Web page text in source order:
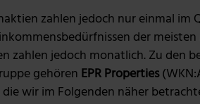
zahlen jedoch nur einmal im
der
zahlen jedoch monatlich. Zu den
gehören EPR Properties
die wir im Folgenden näher